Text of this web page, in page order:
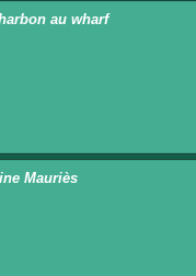
au wharf
Mauriès